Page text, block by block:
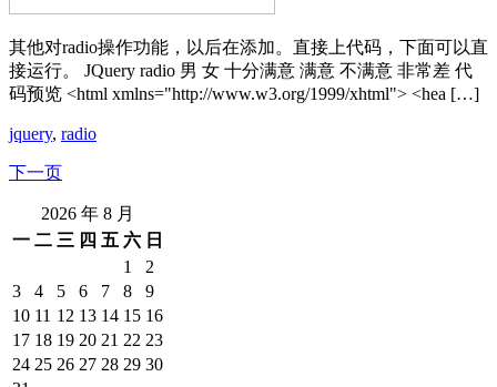
其他对radio操作功能，以后在添加。直接上代码，下面可以直
接运行。 JQuery radio 男 女 十分满意 满意 不满意 非常差 代
码预览 <html xmlns="http://www.w3.org/1999/xhtml"> <hea […]
jquery, radio
下一页
2026 年 8 月
一 二 三 四 五 六 日
1
2
3
4 5 6 7 8
9
10 11 12 13 14 15 16
17 18 19 20 21 22 23
24 25 26 27 28 29 30